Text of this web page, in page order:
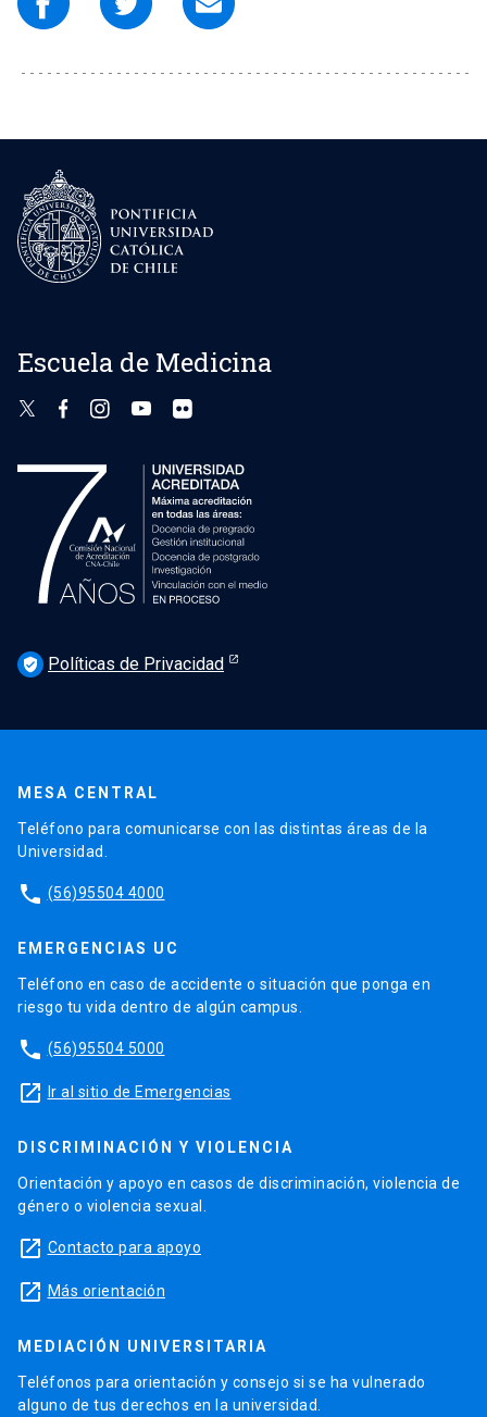
Escuela de Medicina
verified_user Políticas de Privacidad
MESA CENTRAL
Teléfono para comunicarse con las distintas áreas de la
Universidad.
phone (56)95504 4000
EMERGENCIAS UC
Teléfono en caso de accidente o situación que ponga en
riesgo tu vida dentro de algún campus.
phone (56)95504 5000
launch Ir al sitio de Emergencias
DISCRIMINACIÓN Y VIOLENCIA
Orientación y apoyo en casos de discriminación, violencia de
género o violencia sexual.
launch Contacto para apoyo
launch Más orientación
MEDIACIÓN UNIVERSITARIA
Teléfonos para orientación y consejo si se ha vulnerado
alguno de tus derechos en la universidad.